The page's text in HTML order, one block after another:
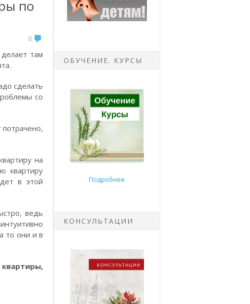
по
0
там
сделать
со
на
квартиру
в этой
ведь
то они и в
ОБУЧЕНИЕ. КУРСЫ
Подробнее
КОНСУЛЬТАЦИИ